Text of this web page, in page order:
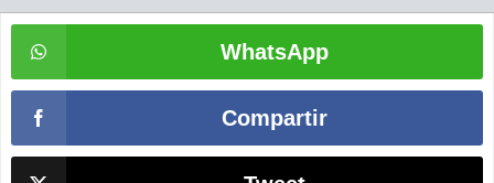
WhatsApp
Compartir